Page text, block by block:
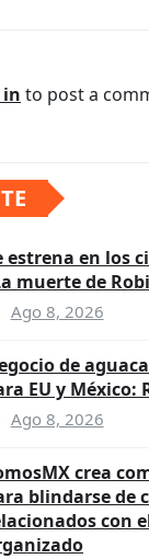
in to post a
estrena en los
muerte de
Ago 8, 2026
de
EU y México:
Ago 8, 2026
crea
blindarse de
con